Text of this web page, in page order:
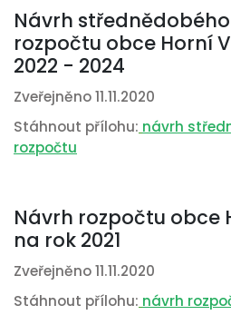
Návrh
rozpočtu obce Horní
2022 - 2024
Zveřejněno 11.11.2020
Stáhnout přílohu: návrh
rozpočtu
Návrh rozpočtu obce
na rok 2021
Zveřejněno 11.11.2020
Stáhnout přílohu: návrh